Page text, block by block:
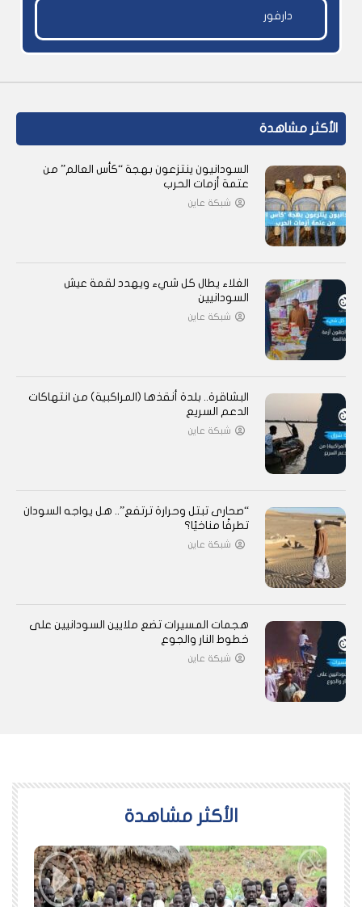
دارفور
الأكثر مشاهدة
السودانيون ينتزعون بهجة “كأس العالم” من
عتمة أزمات الحرب
شبكة عاين
الغلاء يطال كل شيء ويهدد لقمة عيش
السودانيين
شبكة عاين
البشاقرة.. بلدة أنقذها (المراكبية) من انتهاكات
الدعم السريع
شبكة عاين
“صحارى تبتل وحرارة ترتفع”.. هل يواجه السودان
تطرفًا مناخيًا؟
شبكة عاين
هجمات المسيرات تضع ملايين السودانيين على
خطوط النار والجوع
شبكة عاين
اﻷكثر مشاهدة